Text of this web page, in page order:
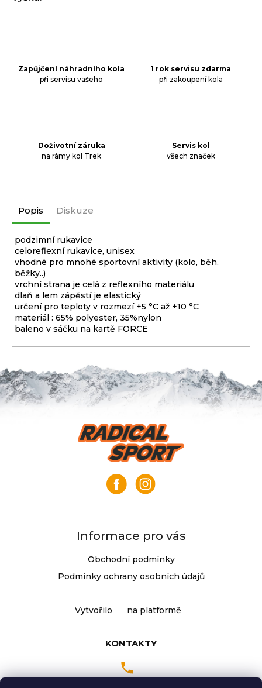
Zapůjčení náhradního kola
při servisu vašeho
1 rok servisu zdarma
při zakoupení kola
Doživotní záruka
na rámy kol Trek
Servis kol
všech značek
Popis Diskuze
podzimní rukavice
celoreflexní rukavice, unisex
vhodné pro mnohé sportovní aktivity (kolo, běh,
běžky..)
vrchní strana je celá z reflexního materiálu
dlaň a lem zápěstí je elastický
určení pro teploty v rozmezí +5 °C až +10 °C
materiál : 65% polyester, 35%nylon
baleno v sáčku na kartě FORCE
Informace pro vás
Obchodní podmínky
Podmínky ochrany osobních údajů
Vytvořilo na platformě
KONTAKTY